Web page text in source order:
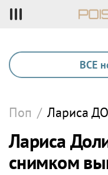
ВСЕ
Поп / Лариса
Лариса
снимком